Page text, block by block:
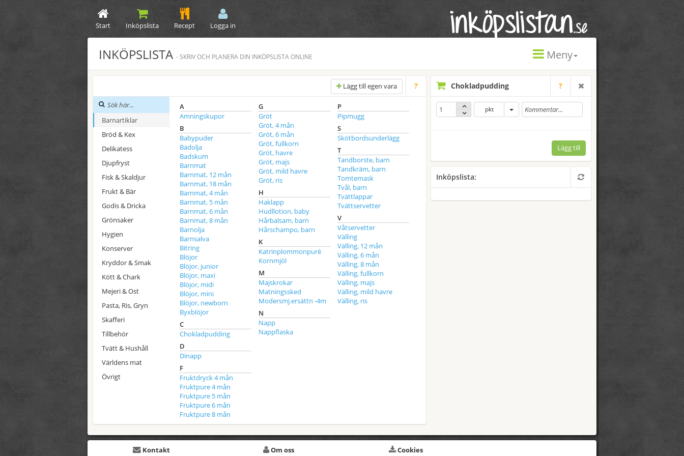
Start Inköpslista Recept Logga in
INKÖPSLISTA - SKRIV OCH PLANERA DIN INKÖPSLISTA ONLINE Meny
?
Lägg till egen vara
Barnartiklar
Bröd & Kex
Delikatess
Djupfryst
Fisk & Skaldjur
Frukt & Bär
Godis & Dricka
Grönsaker
Hygien
Konserver
Kryddor & Smak
Kött & Chark
Mejeri & Ost
Pasta, Ris, Gryn
Skafferi
Tillbehör
Tvätt & Hushåll
Världens mat
Övrigt
A
Amningskupor
B
Babypuder
Badolja
Badskum
Barnmat
Barnmat, 12 mån
Barnmat, 18 mån
Barnmat, 4 mån
Barnmat, 5 mån
Barnmat, 6 mån
Barnmat, 8 mån
Barnolja
Barnsalva
Bitring
Blöjor
Blöjor, junior
Blöjor, maxi
Blöjor, midi
Blöjor, mini
Blöjor, newborn
Byxblöjor
C
Chokladpudding
D
Dinapp
F
Fruktdryck 4 mån
Fruktpure 4 mån
Fruktpure 5 mån
Fruktpure 6 mån
Fruktpure 8 mån
G
Gröt
Gröt, 4 mån
Gröt, 6 mån
Gröt, fullkorn
Gröt, havre
Gröt, majs
Gröt, mild havre
Gröt, ris
H
Haklapp
Hudllotion, baby
Hårbalsam, barn
Hårschampo, barn
K
Katrinplommonpuré
Kornmjöl
M
Majskrokar
Matningssked
Modersmj.ersättn -4m
N
Napp
Nappflaska
P
Pipmugg
S
Skötbordsunderlägg
T
Tandborste, barn
Tandkräm, barn
Tomtemask
Tvål, barn
Tvättlappar
Tvättservetter
V
Våtservetter
Välling
Välling, 12 mån
Välling, 6 mån
Välling, 8 mån
Välling, fullkorn
Välling, majs
Välling, mild havre
Välling, ris
Chokladpudding ?
pkt
Lägg till
Inköpslista:
Kontakt Om oss Cookies